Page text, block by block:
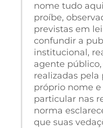
nome tudo
proíbe,
previstas em
confundir a
institucional,
agente
realizadas pela
próprio nome
particular nas
norma
que suas